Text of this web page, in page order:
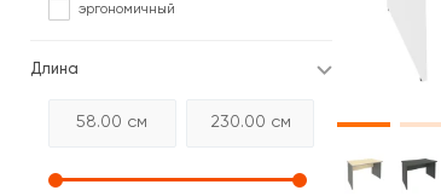
эргономичный
Длина